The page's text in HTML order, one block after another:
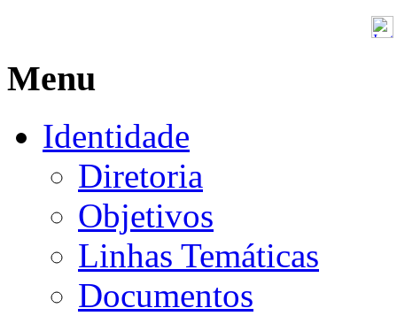
Menu
Identidade
Diretoria
Objetivos
Linhas Temáticas
Documentos